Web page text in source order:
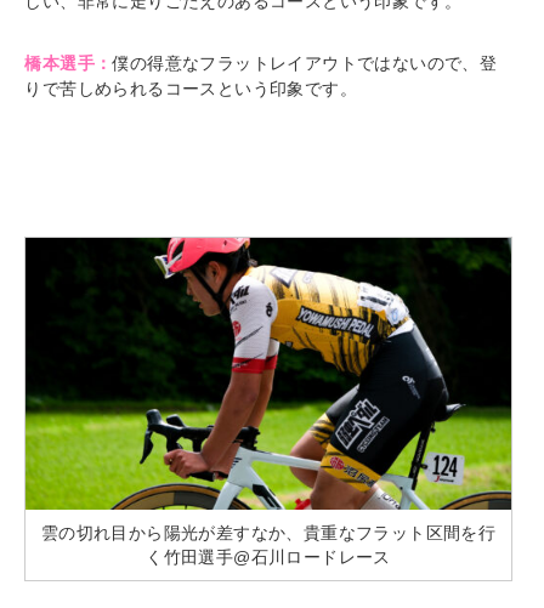
橋本選手：僕の得意なフラットレイアウトではないので、登
りで苦しめられるコースという印象です。
雲の切れ目から陽光が差すなか、貴重なフラット区間を行
く竹田選手@石川ロードレース